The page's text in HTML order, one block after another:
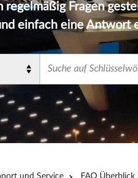
regelmäßig Fragen
einfach eine Antwort
form
und Service FAQ Überblick